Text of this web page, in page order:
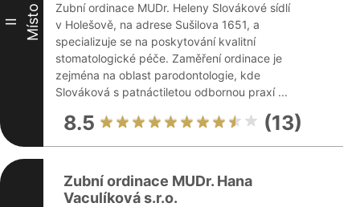
II Místo
Zubní ordinace MUDr. Heleny Slovákové sídlí
v Holešově, na adrese Sušilova 1651, a
specializuje se na poskytování kvalitní
stomatologické péče. Zaměření ordinace je
zejména na oblast parodontologie, kde
Slováková s patnáctiletou odbornou praxí ...
8.5 (13)
Zubní ordinace MUDr. Hana
Vaculíková s.r.o.